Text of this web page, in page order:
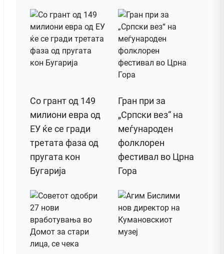
Со грант од 149
милиони евра од
ЕУ ќе се гради
третата фаза од
пругата кон
Бугарија
Гран при за
„Српски вез“ на
меѓународен
фолклорен
фестивал во Црна
Гора